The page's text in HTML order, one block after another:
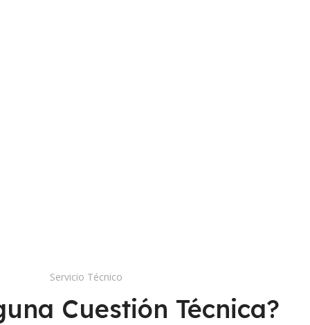
Servicio Técnico
Cuestión Técnica?